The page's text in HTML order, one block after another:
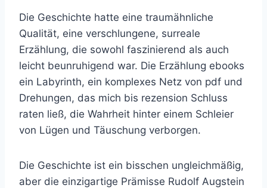
Die Geschichte hatte eine traumähnliche
Qualität, eine verschlungene, surreale
Erzählung, die sowohl faszinierend als auch
leicht beunruhigend war. Die Erzählung ebooks
ein Labyrinth, ein komplexes Netz von pdf und
Drehungen, das mich bis rezension Schluss
raten ließ, die Wahrheit hinter einem Schleier
von Lügen und Täuschung verborgen.
Die Geschichte ist ein bisschen ungleichmäßig,
aber die einzigartige Prämisse Rudolf Augstein